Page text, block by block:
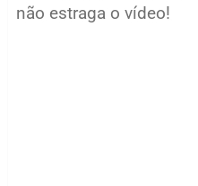
não estraga o vídeo!